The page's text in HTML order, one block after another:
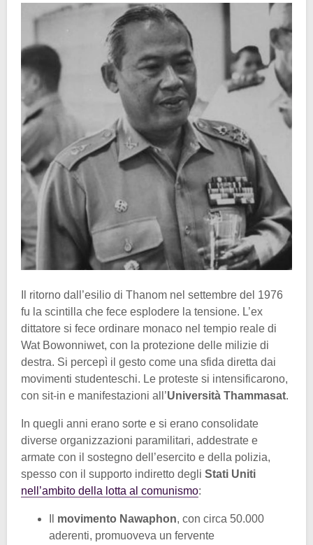
Il ritorno dall’esilio di Thanom nel settembre del 1976
fu la scintilla che fece esplodere la tensione. L’ex
dittatore si fece ordinare monaco nel tempio reale di
Wat Bowonniwet, con la protezione delle milizie di
destra. Si percepì il gesto come una sfida diretta dai
movimenti studenteschi. Le proteste si intensificarono,
con sit-in e manifestazioni all’Università Thammasat.
In quegli anni erano sorte e si erano consolidate
diverse organizzazioni paramilitari, addestrate e
armate con il sostegno dell’esercito e della polizia,
spesso con il supporto indiretto degli Stati Uniti
nell’ambito della lotta al comunismo:
movimento Nawaphon, con circa 50.000
aderenti, promuoveva un fervente